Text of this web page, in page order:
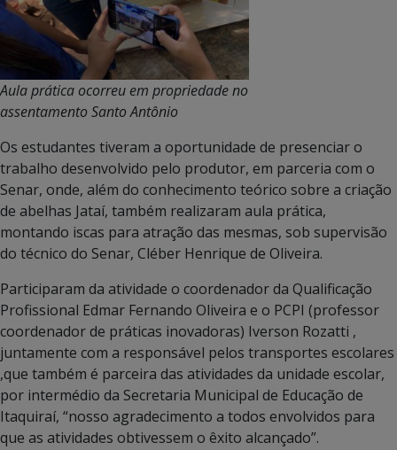
Aula prática ocorreu em propriedade no
assentamento Santo Antônio
Os estudantes tiveram a oportunidade de presenciar o
trabalho desenvolvido pelo produtor, em parceria com o
Senar, onde, além do conhecimento teórico sobre a criação
de abelhas Jataí, também realizaram aula prática,
montando iscas para atração das mesmas, sob supervisão
do técnico do Senar, Cléber Henrique de Oliveira.
Participaram da atividade o coordenador da Qualificação
Profissional Edmar Fernando Oliveira e o PCPI (professor
coordenador de práticas inovadoras) Iverson Rozatti ,
juntamente com a responsável pelos transportes escolares
,que também é parceira das atividades da unidade escolar,
por intermédio da Secretaria Municipal de Educação de
Itaquiraí, “nosso agradecimento a todos envolvidos para
que as atividades obtivessem o êxito alcançado”.